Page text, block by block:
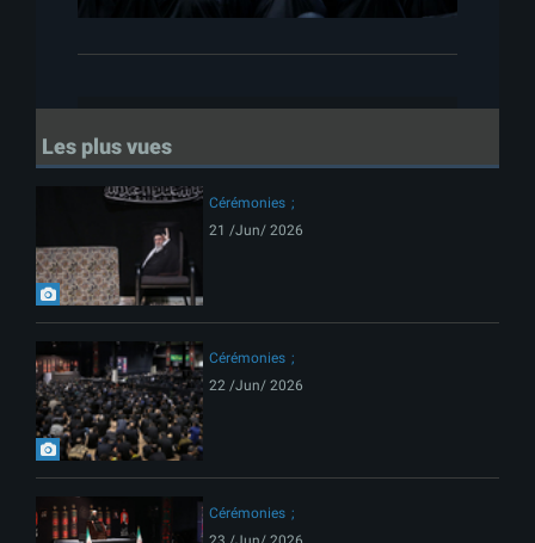
Les plus vues
Cérémonies
21 /Jun/ 2026
Cérémonies
22 /Jun/ 2026
Cérémonies